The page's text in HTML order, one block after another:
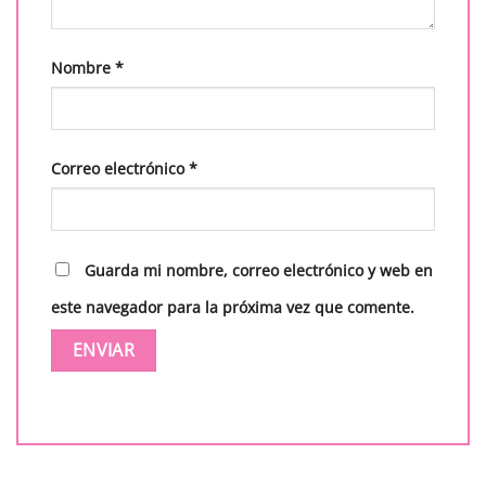
Nombre *
Correo electrónico*
Guarda mi nombre, correo electrónico y web en
este navegador para la próxima vez que comente.